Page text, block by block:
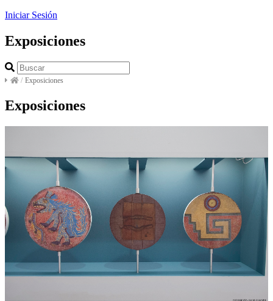
Iniciar Sesión
Exposiciones
/ Exposiciones
Exposiciones